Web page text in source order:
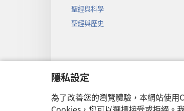
隱私設定
為了改善您的瀏覽體驗，本網站使
聖經與科學
聖經與歷史